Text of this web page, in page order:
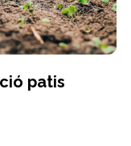
patis